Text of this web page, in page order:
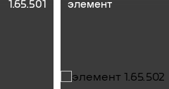
1.65.501 элемент